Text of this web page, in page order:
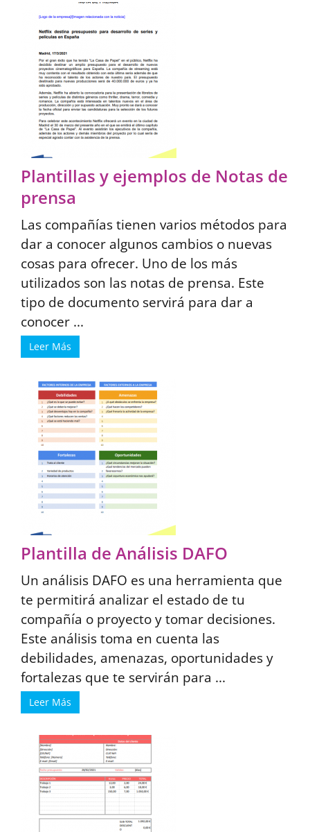
Plantillas y ejemplos de Notas de
prensa
Las compañías tienen varios métodos para
dar a conocer algunos cambios o nuevas
cosas para ofrecer. Uno de los más
utilizados son las notas de prensa. Este
tipo de documento servirá para dar a
conocer ...
Leer Más
Plantilla de Análisis DAFO
Un análisis DAFO es una herramienta que
te permitirá analizar el estado de tu
compañía o proyecto y tomar decisiones.
Este análisis toma en cuenta las
debilidades, amenazas, oportunidades y
fortalezas que te servirán para ...
Leer Más